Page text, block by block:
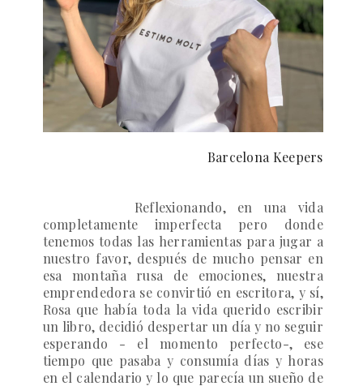
Barcelona Keepers
Reflexionando, en una vida
completamente imperfecta pero donde
tenemos todas las herramientas para jugar a
nuestro favor, después de mucho pensar en
esa montaña rusa de emociones, nuestra
emprendedora se convirtió en escritora, y sí,
Rosa que había toda la vida querido escribir
un libro, decidió despertar un día y no seguir
esperando - el momento perfecto-, ese
tiempo que pasaba y consumía días y horas
en el calendario y lo que parecía un sueño de